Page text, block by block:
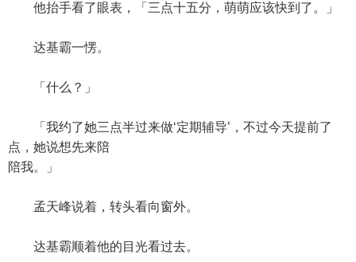
他抬手看了眼表，「三点十五分，萌萌应该快到了。」
达基霸一愣。
「什么？」
「我约了她三点半过来做‘定期辅导’，不过今天提前了
点，她说想先来陪
陪我。」
孟天峰说着，转头看向窗外。
达基霸顺着他的目光看过去。